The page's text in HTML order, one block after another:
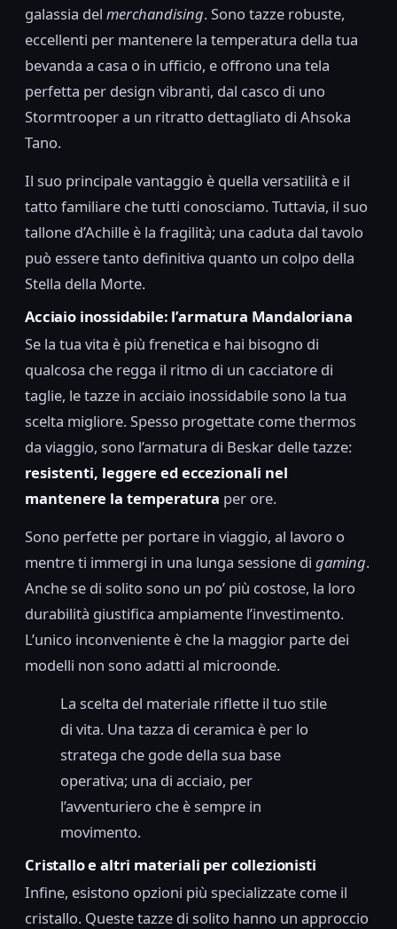
galassia del merchandising. Sono tazze robuste,
eccellenti per mantenere la temperatura della tua
bevanda a casa o in ufficio, e offrono una tela
perfetta per design vibranti, dal casco di uno
Stormtrooper a un ritratto dettagliato di Ahsoka
Tano.
Il suo principale vantaggio è quella versatilità e il
tatto familiare che tutti conosciamo. Tuttavia, il suo
tallone d’Achille è la fragilità; una caduta dal tavolo
può essere tanto definitiva quanto un colpo della
Stella della Morte.
Acciaio inossidabile: l’armatura Mandaloriana
Se la tua vita è più frenetica e hai bisogno di
qualcosa che regga il ritmo di un cacciatore di
taglie, le tazze in acciaio inossidabile sono la tua
scelta migliore. Spesso progettate come thermos
da viaggio, sono l’armatura di Beskar delle tazze:
resistenti, leggere ed eccezionali nel
mantenere la temperatura per ore.
Sono perfette per portare in viaggio, al lavoro o
mentre ti immergi in una lunga sessione di gaming.
Anche se di solito sono un po’ più costose, la loro
durabilità giustifica ampiamente l’investimento.
L’unico inconveniente è che la maggior parte dei
modelli non sono adatti al microonde.
La scelta del materiale riflette il tuo stile
di vita. Una tazza di ceramica è per lo
stratega che gode della sua base
operativa; una di acciaio, per
l’avventuriero che è sempre in
movimento.
Cristallo e altri materiali per collezionisti
Infine, esistono opzioni più specializzate come il
cristallo. Queste tazze di solito hanno un approccio